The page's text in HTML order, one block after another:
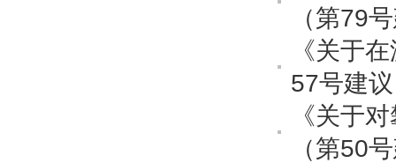
（第79
《关于
57号建
《关于
（第50